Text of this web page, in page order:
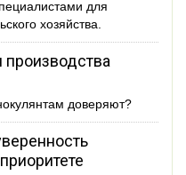
для
хозяйства.
производства
доверяют?